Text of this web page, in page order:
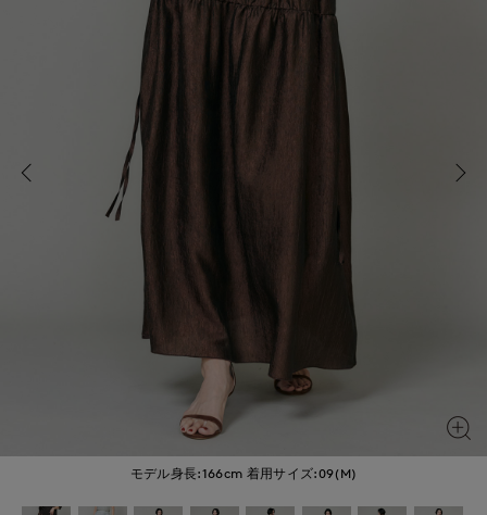
モデル身長:166cm 着用サイズ:09(M)